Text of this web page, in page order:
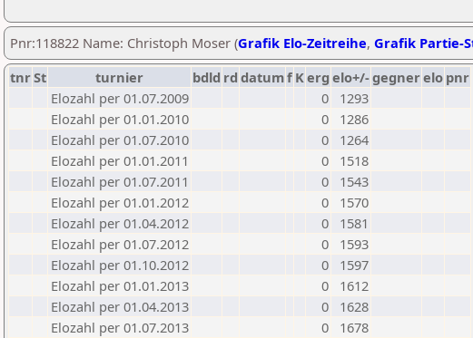
Pnr:118822 Name: Christoph Moser (Grafik Elo-Zeitreihe, Grafik Partie-
tnrSt turnier bdld rd datumf Kerg elo+/-gegnerelo pnr
Elozahl per 01.07.2009
0
1293
Elozahl per 01.01.2010
0
1286
Elozahl per 01.07.2010
0
1264
Elozahl per 01.01.2011
0
1518
Elozahl per 01.07.2011
0
1543
Elozahl per 01.01.2012
0
1570
Elozahl per 01.04.2012
0
1581
Elozahl per 01.07.2012
0
1593
Elozahl per 01.10.2012
0
1597
Elozahl per 01.01.2013
0
1612
Elozahl per 01.04.2013
0
1628
Elozahl per 01.07.2013
0
1678